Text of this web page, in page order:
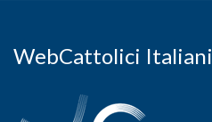
WebCattolici Italiani